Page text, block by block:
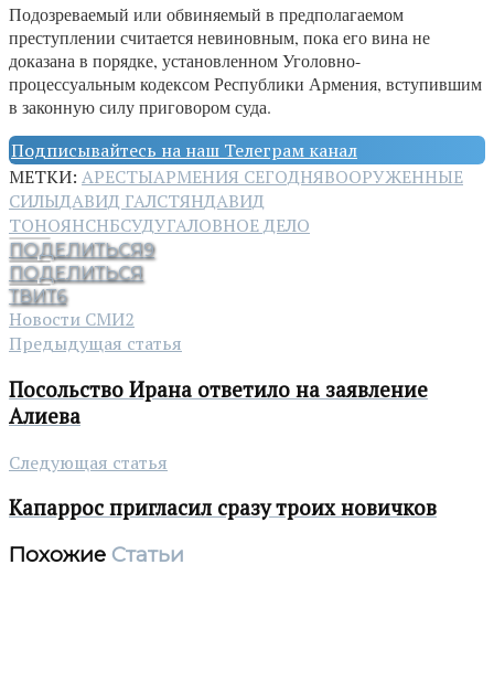
Подозреваемый или обвиняемый в предполагаемом
преступлении считается невиновным, пока его вина не
доказана в порядке, установленном Уголовно-
процессуальным кодексом Республики Армения, вступившим
в законную силу приговором суда.
Подписывайтесь на наш Телеграм канал
МЕТКИ: АРЕСТЫАРМЕНИЯ СЕГОДНЯВООРУЖЕННЫЕ
СИЛЫДАВИД ГАЛСТЯНДАВИД
ТОНОЯНСНБСУДУГАЛОВНОЕ ДЕЛО
ПОДЕЛИТЬСЯ9
ПОДЕЛИТЬСЯ
ТВИТ6
Новости СМИ2
Предыдущая статья
Посольство Ирана ответило на заявление
Алиева
Следующая статья
Капаррос пригласил сразу троих новичков
Похожие Статьи